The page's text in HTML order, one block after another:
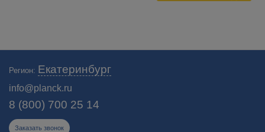
прицелы - тепловизоры в интернет - магазине "Планк" в
Екатеринбурге!Санкт-Петербург, Нижний Новгород, Новосибирск,
Регион: Екатеринбург
info@planck.ru
8 (800) 700 25 14
Заказать звонок